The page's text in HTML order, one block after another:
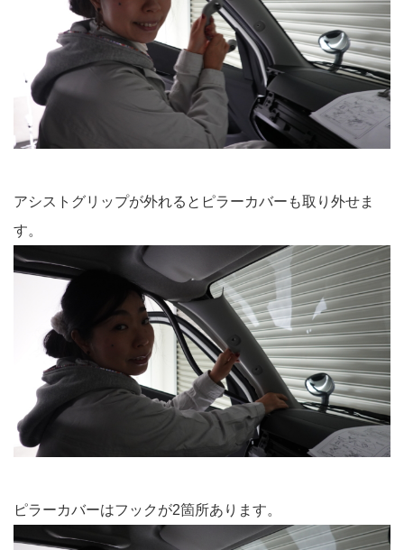
アシストグリップが外れるとピラーカバーも取り外せま
す。
ピラーカバーはフックが2箇所あります。